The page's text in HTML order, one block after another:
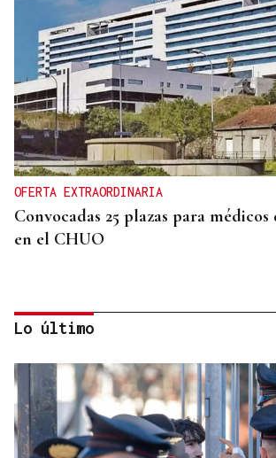
OFERTA EXTRAORDINARIA
Convocadas 25 plazas para médicos
en el CHUO
Lo último